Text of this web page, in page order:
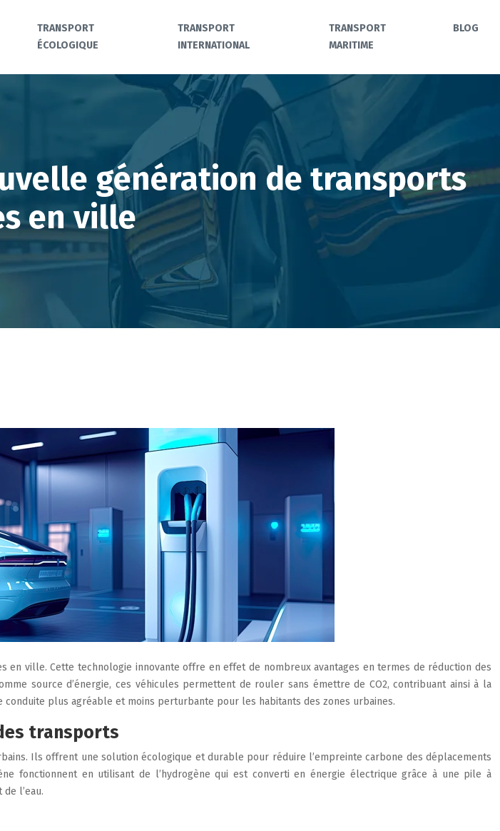
TRANSPORT
ÉCOLOGIQUE
TRANSPORT
INTERNATIONAL
TRANSPORT
MARITIME
BLOG
génération de transports
en ville
ville. Cette technologie innovante offre en effet de nombreux avantages en termes de réduction des
source d’énergie, ces véhicules permettent de rouler sans émettre de CO2, contribuant ainsi à la
plus agréable et moins perturbante pour les habitants des zones urbaines.
transports
Ils offrent une solution écologique et durable pour réduire l’empreinte carbone des déplacements
fonctionnent en utilisant de l’hydrogène qui est converti en énergie électrique grâce à une pile à
l’eau.